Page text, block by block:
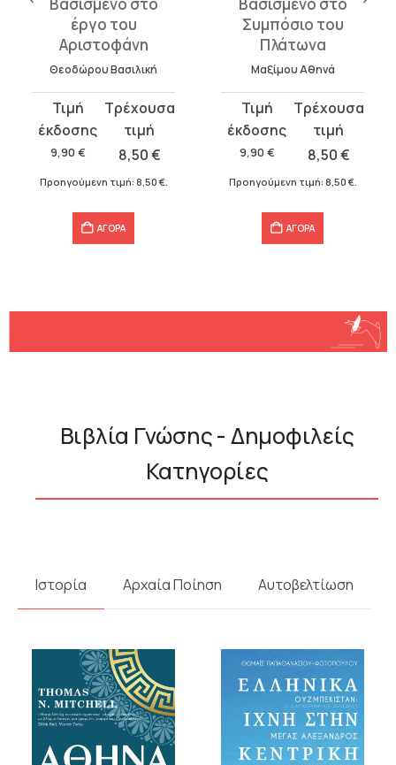
Βασισμένο στο
έργο του
Αριστοφάνη
Θεοδώρου Βασιλική
9,90 €
Original
price
was:
8,50€
τρέχουσα
τιμή
Προηγούμενη τιμή: 8,50 €.
ΑΓΟΡΑ
Βασισμένο στο
Συμπόσιο του
Πλάτωνα
Μαξίμου Αθηνά
9,90 €
Original
price
was:
8,50€
τρέχουσα
τιμή
Προηγούμενη τιμή: 8,50 €.
ΑΓΟΡΑ
Βιβλία Γνώσης - Δημοφιλείς
Κατηγορίες
Ιστορία Αρχαία Ποίηση Αυτοβελτίωση